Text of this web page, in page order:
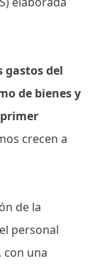
gastos del
de bienes y
crecen a
de la
personal
con una